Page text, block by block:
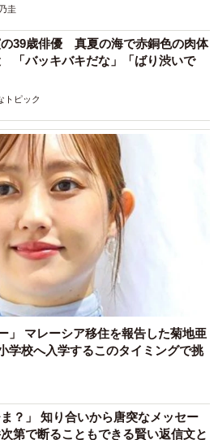
圭
39歳俳優 真夏の海で赤銅色の肉体
「バッキバキだな」「ばり渋いで
トピック
」 マレーシア移住を報告した菊地亜
校へ入学するこのタイミングで挑
ま？」 知り合いから唐突なメッセー
第で断ることもできる賢い返信文と